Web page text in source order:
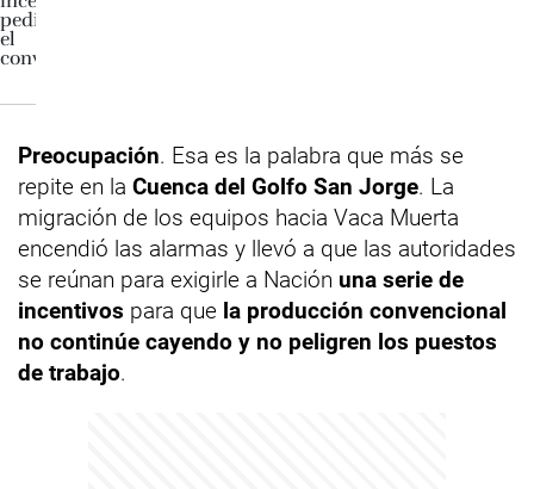
Preocupación. Esa es la palabra que más se
repite en la Cuenca del Golfo San Jorge. La
migración de los equipos hacia Vaca Muerta
encendió las alarmas y llevó a que las autoridades
se reúnan para exigirle a Nación una serie de
incentivos para que la producción convencional
no continúe cayendo y no peligren los puestos
de trabajo.